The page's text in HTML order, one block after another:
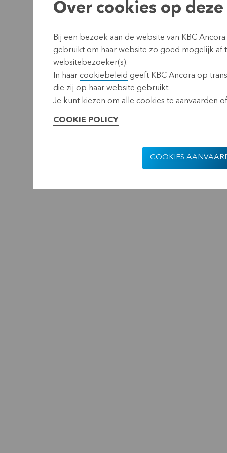
Over cookies op
Bij een bezoek aan de website van KBC
gebruikt om haar website zo goed mogelijk
websitebezoeker(s).
In haar cookiebeleid geeft KBC Ancora op
die zij op haar website gebruikt.
Je kunt kiezen om alle cookies te aanvaarden
COOKIE POLICY
COOKIES